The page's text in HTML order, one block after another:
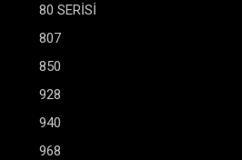
80 SERİSİ
807
850
928
940
968